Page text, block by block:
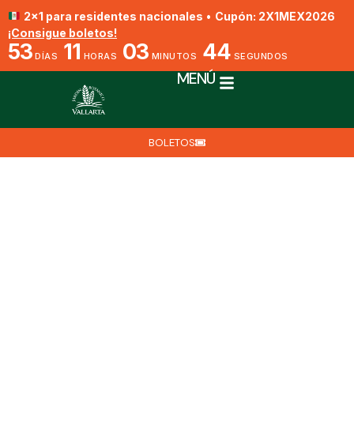
2x1 para residentes nacionales • Cupón: 2X1MEX2026
¡Consigue boletos!
53 DÍAS 11 HORAS 03 MINUTOS 44 SEGUNDOS
MENÚ
BOLETOS